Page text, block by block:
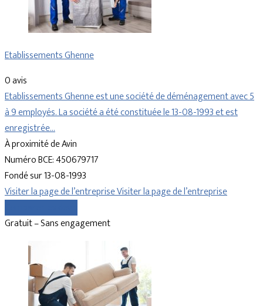
Etablissements Ghenne
0 avis
Etablissements Ghenne est une société de déménagement avec 5
à 9 employés. La société a été constituée le 13-08-1993 et est
enregistrée…
À proximité de Avin
Numéro BCE: 450679717
Fondé sur 13-08-1993
Visiter la page de l’entrepriseVisiter la page de l’entreprise
Gratuit – Sans engagement